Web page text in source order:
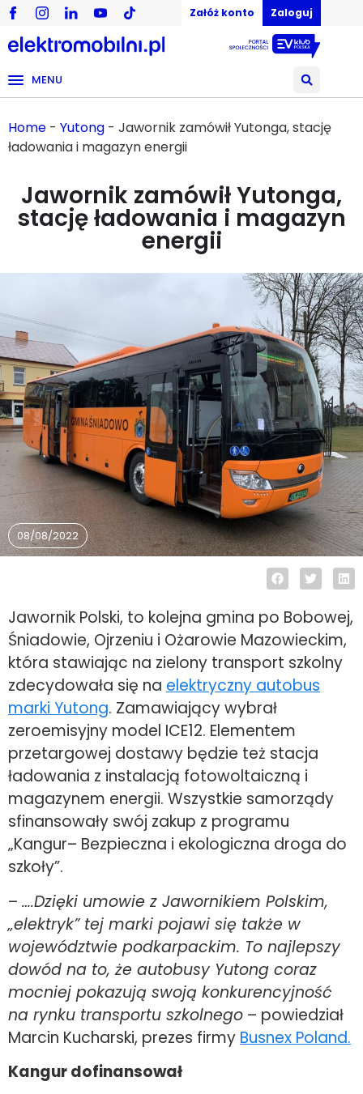
Załóż konto Zaloguj
MENU
Home - Yutong - Jawornik zamówił Yutonga, stację
ładowania i magazyn energii
Jawornik zamówił Yutonga,
stację ładowania i magazyn
energii
08/08/2022
Jawornik Polski, to kolejna gmina po Bobowej,
Śniadowie, Ojrzeniu i Ożarowie Mazowieckim,
która stawiając na zielony transport szkolny
zdecydowała się na elektryczny autobus
marki Yutong. Zamawiający wybrał
zeroemisyjny model ICE12. Elementem
przetargowej dostawy będzie też stacja
ładowania z instalacją fotowoltaiczną i
magazynem energii. Wszystkie samorządy
sfinansowały swój zakup z programu
„Kangur– Bezpieczna i ekologiczna droga do
szkoły”.
– ….Dzięki umowie z Jawornikiem Polskim,
„elektryk” tej marki pojawi się także w
województwie podkarpackim. To najlepszy
dowód na to, że autobusy Yutong coraz
mocniej pokazują swoją konkurencyjność
na rynku transportu szkolnego – powiedział
Marcin Kucharski, prezes firmy Busnex Poland.
Kangur dofinansował